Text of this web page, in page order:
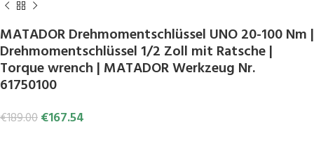
MATADOR Drehmomentschlüssel UNO 20-100 Nm |
Drehmomentschlüssel 1/2 Zoll mit Ratsche |
Torque wrench | MATADOR Werkzeug Nr.
61750100
€189.00€167.54